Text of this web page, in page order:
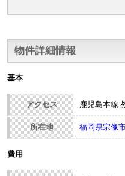
物件詳細情報
基本
アクセス 鹿児島本線
所在地 福岡県宗像
費用